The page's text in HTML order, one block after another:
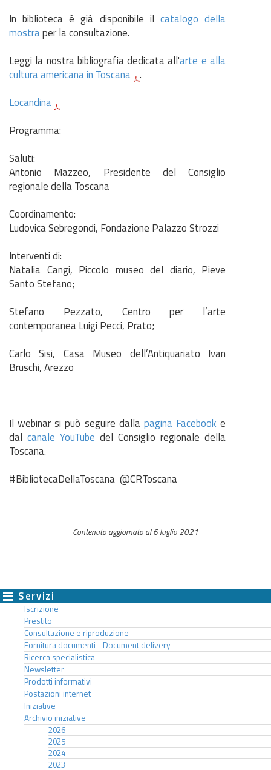
In biblioteca è già disponibile il catalogo della
mostraper la consultazione.
Leggi la nostra bibliografia dedicata all'arte e alla
cultura americana in Toscana .
Locandina
Programma:
Saluti:
Antonio Mazzeo, Presidente del Consiglio
regionale della Toscana
Coordinamento:
Ludovica Sebregondi, Fondazione Palazzo Strozzi
Interventi di:
Natalia Cangi, Piccolo museo del diario, Pieve
Santo Stefano;
Stefano Pezzato, Centro per l’arte
contemporanea Luigi Pecci, Prato;
Carlo Sisi, Casa Museo dell’Antiquariato Ivan
Bruschi, Arezzo
Il webinar si può seguire dalla pagina Facebook e
dal canale YouTube del Consiglio regionale della
Toscana.
#BibliotecaDellaToscana @CRToscana
Contenuto aggiornato al 6 luglio 2021
Servizi
Iscrizione
Prestito
Consultazione e riproduzione
Fornitura documenti - Document delivery
Ricerca specialistica
Newsletter
Prodotti informativi
Postazioni internet
Iniziative
Archivio iniziative
2026
2025
2024
2023